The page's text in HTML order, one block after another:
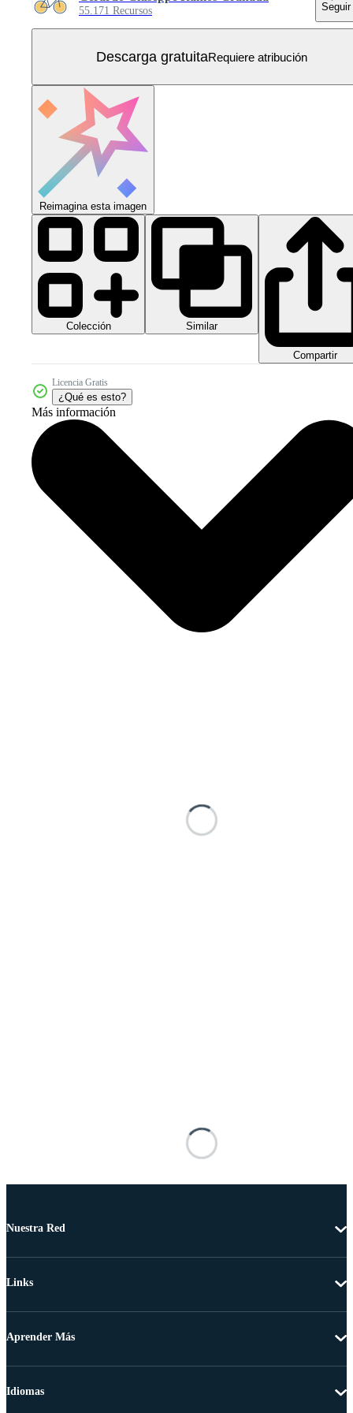
55.171 Recursos Seguir
Descarga gratuitaRequiere atribución
Reimagina esta imagen
Colección Similar
Compartir
Licencia Gratis
¿Qué es esto?
Más información
Nuestra Red
Links
Aprender Más
Idiomas